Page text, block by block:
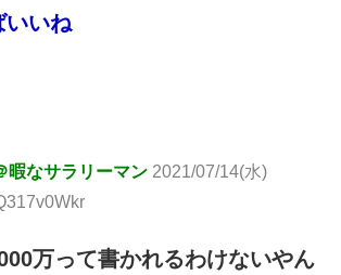
いいね
暇なサラリーマン 2021/07/14(水)
万って書かれるわけないやん